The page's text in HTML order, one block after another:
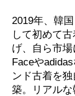
2019年、韓
して初めて
げ、自ら市
Faceや
ンド古着を
築。リアル